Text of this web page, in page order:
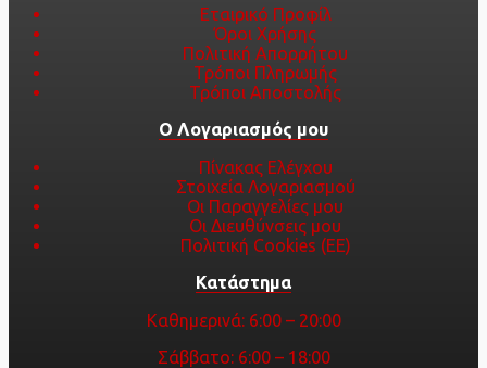
Εταιρικό Προφίλ
Όροι Χρήσης
Πολιτική Απορρήτου
Τρόποι Πληρωμής
Τρόποι Αποστολής
Ο Λογαριασμός μου
Πίνακας Ελέγχου
Στοιχεία Λογαριασμού
Οι Παραγγελίες μου
Οι Διευθύνσεις μου
Πολιτική Cookies (ΕΕ)
Κατάστημα
Καθημερινά: 6:00 – 20:00
Σάββατο: 6:00 – 18:00